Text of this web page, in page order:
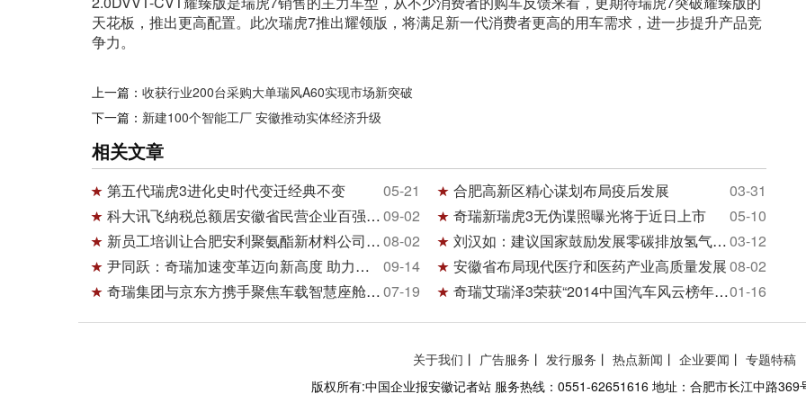
天花板，推出更高配置。此次瑞虎7推出耀领版，将满足新一代消费者更高的用车需求，进一步提升产品竞
争力。
上一篇： 收获行业200台采购大单瑞风A60实现市场新突破
下一篇： 新建100个智能工厂 安徽推动实体经济升级
相关文章
05-21
第五代瑞虎3进化史时代变迁经典不变 03-31
合肥高新区精心谋划布局疫后发展
09-02
科大讯飞纳税总额居安徽省民营企业百强第六 05-10
奇瑞新瑞虎3无伪谍照曝光将于近日上市
08-02
新员工培训让合肥安利聚氨酯新材料公司增活力 03-12
刘汉如：建议国家鼓励发展零碳排放氢气发动机
09-14
尹同跃：奇瑞加速变革迈向新高度 助力安徽打造 08-02
安徽省布局现代医疗和医药产业高质量发展
07-19
奇瑞集团与京东方携手聚焦车载智慧座舱解决方 01-16
奇瑞艾瑞泽3荣获“2014中国汽车风云榜年度时尚新
关于我们 丨 广告服务 丨 发行服务 丨 热点新闻 丨 企业要闻 丨 专题特稿
版权所有:中国企业报安徽记者站 服务热线：0551-62651616 地址：合肥市长江中路369